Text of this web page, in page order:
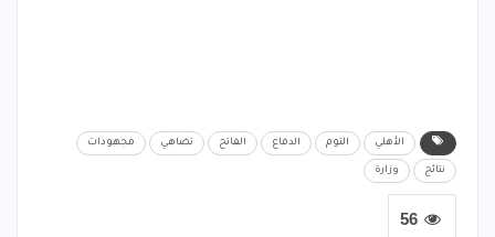
الأهلي التوم الدفاع الفاتح تضاهي مجهودات
نتائج وزارة
56